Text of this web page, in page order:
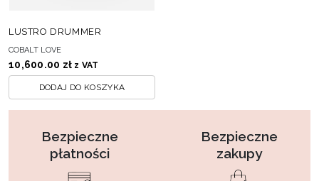
LUSTRO DRUMMER
COBALT LOVE
10,600.00 zł z VAT
DODAJ DO KOSZYKA
Bezpieczne
płatności
Bezpieczne
zakupy